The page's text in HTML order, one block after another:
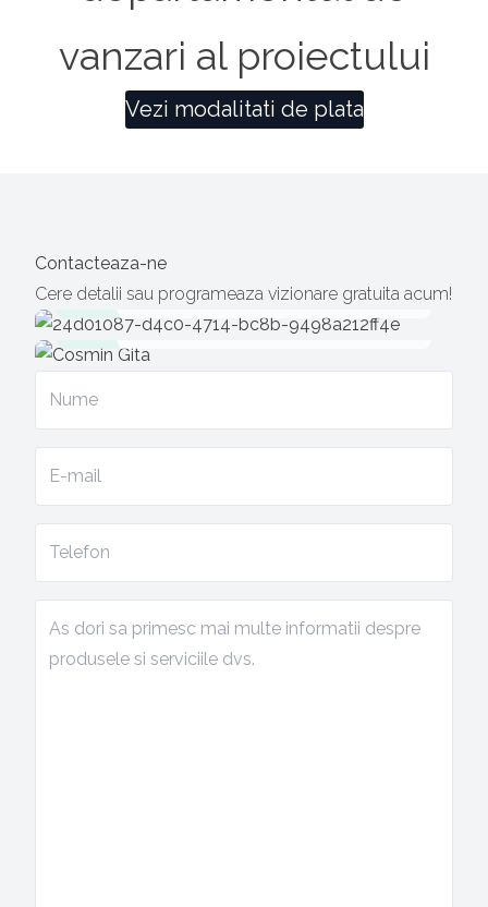
vanzari al proiectului
Vezi modalitati de plata
Contacteaza-ne
Cere detalii sau programeaza vizionare gratuita acum!
georgeta@sudrezidential.ro
cosmin.gita@sudrezidential.ro